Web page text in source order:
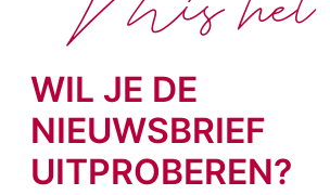
WIL JE DE
NIEUWSBRIEF
UITPROBEREN?